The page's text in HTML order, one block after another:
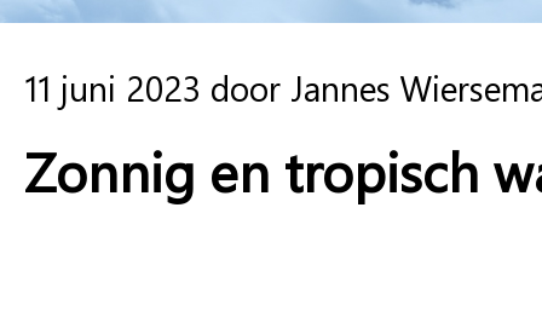
11 juni 2023 door Jannes
Zonnig en tropisch